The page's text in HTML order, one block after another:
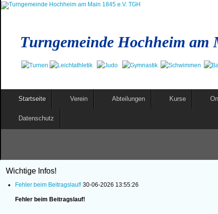
Turngemeinde Hochheim am
Startseite Verein Abteilungen Kurse
Datenschutz
Wichtige Infos!
Fehler beim Beitragslauf! 30-06-2026 13:55:26
Fehler beim Beitragslauf!